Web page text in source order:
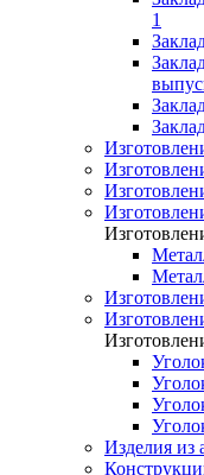
1
Изделия из